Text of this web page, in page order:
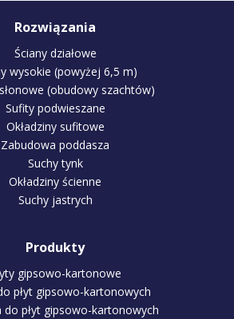
Rozwiązania
Ściany działowe
wysokie (powyżej 6,5 m)
(obudowy szachtów)
Sufity podwieszane
Okładziny sufitowe
Zabudowa poddasza
Suchy tynk
Okładziny ścienne
Suchy jastrych
Produkty
gipsowo-kartonowe
płyt gipsowo-kartonowych
do płyt gipsowo-kartonowych